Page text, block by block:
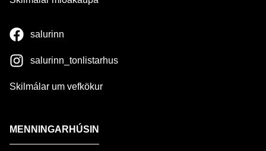
salurinn
salurinn_tonlistarhus
Skilmálar um vefkökur
MENNINGARHÚSIN